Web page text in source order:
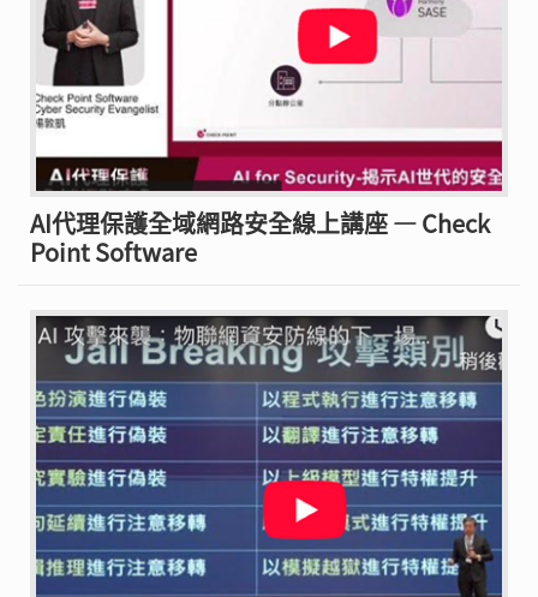
AI代理保護全域網路安全線上講座 — Check
Point Software